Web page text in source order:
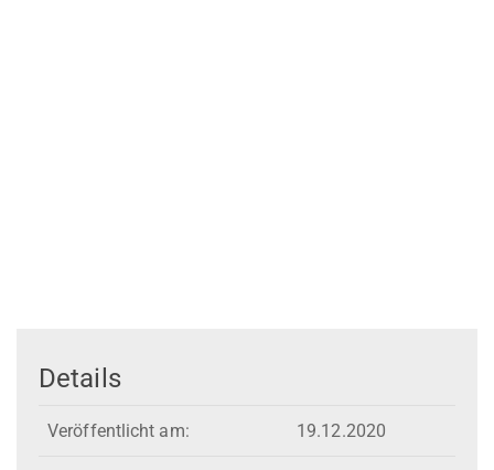
Details
Veröffentlicht am: 19.12.2020